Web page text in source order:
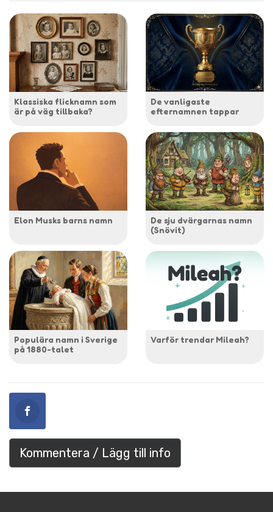
Klassiska flicknamn som
är på väg tillbaka?
De vanligaste
efternamnen tappar
Elon Musks barns namn
De sju dvärgarnas namn
(Snövit)
Populära namn i Sverige
på 1880-talet
Varför trendar Mileah?
Kommentera / Lägg till info